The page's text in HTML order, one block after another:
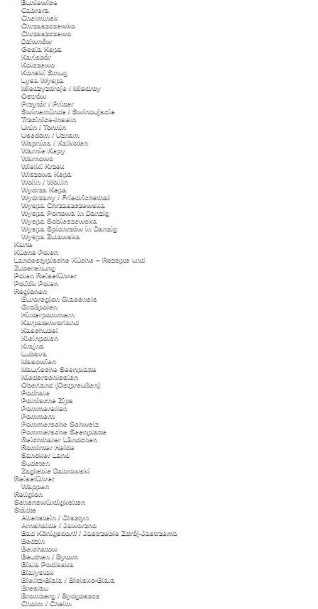
Buniewice
Cabrera
Chelminek
Chrzaszczewko
Chrzaszczewo
Dziwnów
Gesia Kepa
Karisbór
Kolczewo
Konski Smug
Lysa Wyspa
Miedzyzdroje / Misdroy
Ostrów
Przytór / Pritter
Swinemünde / Swinoujscie
Trzcinice-Inseln
Unin / Tonnin
Usedom / Uznam
Wapnica / Kalkofen
Warnie Kepy
Warnowo
Wielki Krzek
Wiszowa Kepa
Wolin / Wollin
Wydrza Kepa
Wydrzany / Friedrichsthal
Wyspa Chrzaszczewska
Wyspa Portowa in Danzig
Wyspa Sobieszewska
Wyspa Spichrzów in Danzig
Wyspa Zulawska
Karte
Küche Polen
Landestypische Küche – Rezepte und
Zubereitung
Polen Reiseführer
Politik Polen
Regionen
Euroregion Glacensis
Großpolen
Hinterpommern
Karpatenvorland
Kaschubei
Kleinpolen
Krajna
Lubava
Masowien
Maurische Seenplatte
Niederschlesien
Oberland (Ostpreußen)
Podhale
Polnische Zips
Pommerellen
Pommern
Pommersche Schweiz
Pommersche Seenplatte
Reichthaler Ländchen
Rominter Heide
Sanoker Land
Sudeten
Zaglebie Dabrowski
Reiseführer
Wappen
Religion
Sehenswürdigkeiten
Städte
Allenstein / Olsztyn
Arnshalde / Jaworzno
Bad Königsdorff / Jastrzebie Zdrój-Jastrzemb
Bedzin
Belchatow
Beuthen / Bytom
Biala Podlaska
Bialystok
Bielitz-Biala / Bielsko-Biala
Breslau
Bromberg / Bydgoszcz
Cholm / Chelm